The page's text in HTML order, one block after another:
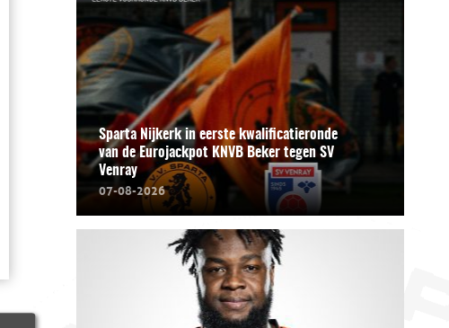
Sparta Nijkerk in eerste kwalificatieronde
van de Eurojackpot KNVB Beker tegen SV
Venray
07-08-2026